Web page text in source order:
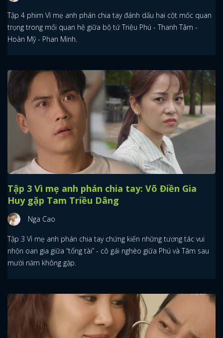
FACEBOOK GOOGLE
Tập 4 phim Vì mẹ anh phán chia tay đánh dấu hai cột mốc quan
trọng trong mối quan hệ giữa bộ tứ Triệu Phú - Thanh Tâm -
Hoàn Mỹ - Phan Minh.
Tập 3 Vì mẹ anh phán chia tay: Võ Điền Gia
Huy gặp Tam Triều Dâng
Nga Cao
Tập 3 Vì mẹ anh phán chia tay chứng kiến những tương tác vui
nhộn oan gia giữa “tổng tài” - cô gái nghèo giữa Phú và Tâm sau
mười năm không gặp.